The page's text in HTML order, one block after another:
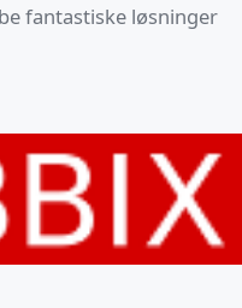
fantastiske løsninger